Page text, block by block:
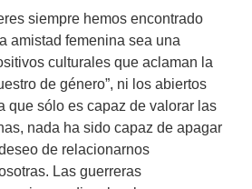
siempre hemos encontrado
amistad femenina sea una
culturales que aclaman la
de género”, ni los abiertos
que sólo es capaz de valorar las
nada ha sido capaz de apagar
de relacionarnos
Las guerreras